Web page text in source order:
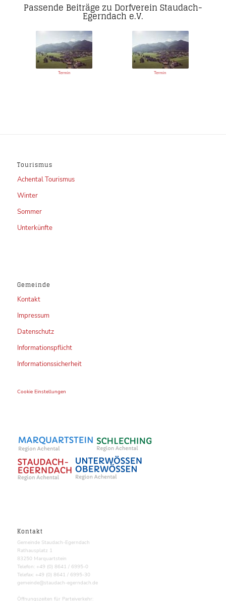
Passende Beiträge zu Dorfverein Staudach-
Egerndach e.V.
Termin Termin
Tourismus
Achental Tourismus
Winter
Sommer
Unterkünfte
Gemeinde
Kontakt
Impressum
Datenschutz
Informationspflicht
Informationssicherheit
Cookie Einstellungen
Kontakt
Gemeinde Staudach-Egerndach
Rathausplatz 1
83250 Marquartstein
Telefon: +49 (0) 8641 / 6995-0
Telefax: +49 (0) 8641 / 6995-30
gemeinde@staudach-egerndach.de
Öffnungszeiten für Parteiverkehr: